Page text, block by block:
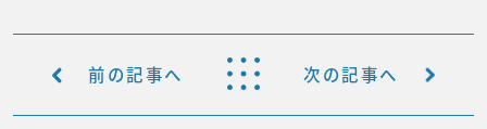
前の記事へ 次の記事へ